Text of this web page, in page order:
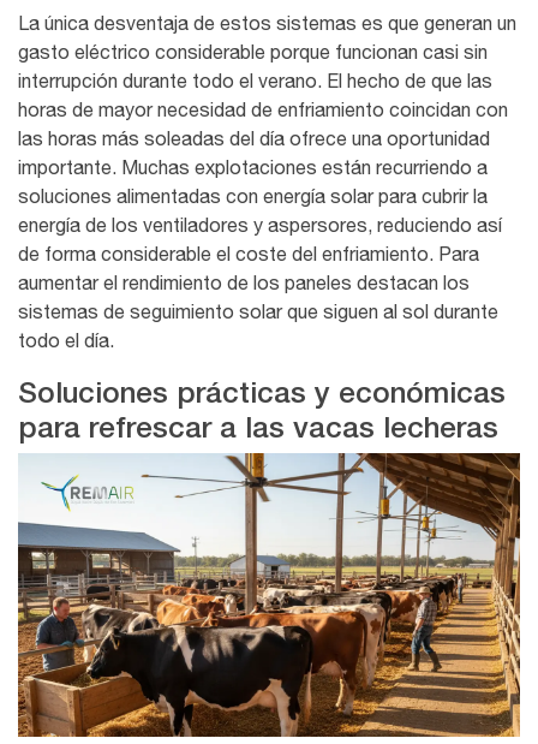
La única desventaja de estos sistemas es que generan un
gasto eléctrico considerable porque funcionan casi sin
interrupción durante todo el verano. El hecho de que las
horas de mayor necesidad de enfriamiento coincidan con
las horas más soleadas del día ofrece una oportunidad
importante. Muchas explotaciones están recurriendo a
soluciones alimentadas con energía solarpara cubrir la
energía de los ventiladores y aspersores, reduciendo así
de forma considerable el coste del enfriamiento. Para
aumentar el rendimiento de los paneles destacan los
sistemas de seguimiento solarque siguen al sol durante
todo el día.
Soluciones prácticas y económicas
para refrescar a las vacas lecheras